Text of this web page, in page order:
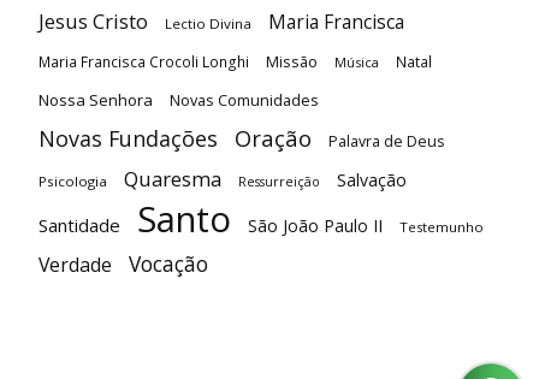
Jesus Cristo Lectio Divina Maria Francisca
Maria Francisca Crocoli Longhi Missão Música Natal
Nossa Senhora Novas Comunidades
Novas Fundações Oração Palavra de Deus
Psicologia Quaresma Ressurreição Salvação
Santidade Santo São João Paulo II Testemunho
Verdade Vocação